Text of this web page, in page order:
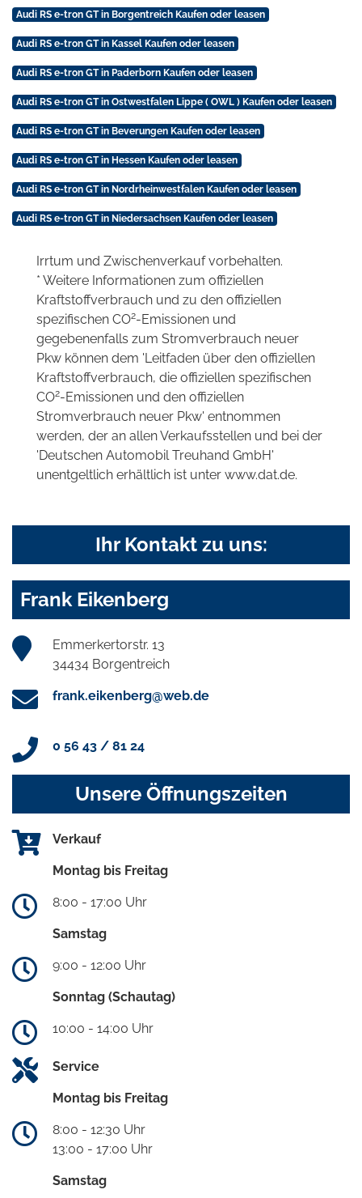
Audi RS e-tron GT in Borgentreich Kaufen oder leasen
Audi RS e-tron GT in Kassel Kaufen oder leasen
Audi RS e-tron GT in Paderborn Kaufen oder leasen
Audi RS e-tron GT in Ostwestfalen Lippe ( OWL ) Kaufen oder leasen
Audi RS e-tron GT in Beverungen Kaufen oder leasen
Audi RS e-tron GT in Hessen Kaufen oder leasen
Audi RS e-tron GT in Nordrheinwestfalen Kaufen oder leasen
Audi RS e-tron GT in Niedersachsen Kaufen oder leasen
Irrtum und Zwischenverkauf vorbehalten.
* Weitere Informationen zum offiziellen
Kraftstoffverbrauch und zu den offiziellen
spezifischen CO2-Emissionen und
gegebenenfalls zum Stromverbrauch neuer
Pkw können dem 'Leitfaden über den offiziellen
Kraftstoffverbrauch, die offiziellen spezifischen
CO2-Emissionen und den offiziellen
Stromverbrauch neuer Pkw' entnommen
werden, der an allen Verkaufsstellen und bei der
'Deutschen Automobil Treuhand GmbH'
unentgeltlich erhältlich ist unter www.dat.de.
Ihr Kontakt zu uns:
Frank Eikenberg
Emmerkertorstr. 13
34434 Borgentreich
frank.eikenberg@web.de
0 56 43 / 81 24
Unsere Öffnungszeiten
Verkauf
Montag bis Freitag
8:00 - 17:00 Uhr
Samstag
9:00 - 12:00 Uhr
Sonntag (Schautag)
10:00 - 14:00 Uhr
Service
Montag bis Freitag
8:00 - 12:30 Uhr
13:00 - 17:00 Uhr
Samstag